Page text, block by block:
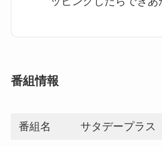
番組情報
番組名 サタデープラス